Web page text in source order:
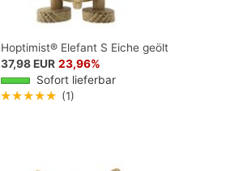
Hoptimist® Elefant S Eiche geölt
37,98 EUR 23,96%
Sofort lieferbar
★★★★★ (1)